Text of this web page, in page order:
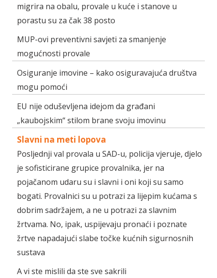
migrira na obalu, provale u kuće i stanove u
porastu su za čak 38 posto
MUP-ovi preventivni savjeti za smanjenje
mogućnosti provale
Osiguranje imovine – kako osiguravajuća društva
mogu pomoći
EU nije oduševljena idejom da građani
„kaubojskim“ stilom brane svoju imovinu
Slavni na meti lopova
Posljednji val provala u SAD-u, policija vjeruje, djelo
je sofisticirane grupice provalnika, jer na
pojačanom udaru su i slavni i oni koji su samo
bogati. Provalnici su u potrazi za lijepim kućama s
dobrim sadržajem, a ne u potrazi za slavnim
žrtvama. No, ipak, uspijevaju pronaći i poznate
žrtve napadajući slabe točke kućnih sigurnosnih
sustava
A vi ste mislili da ste sve sakrili